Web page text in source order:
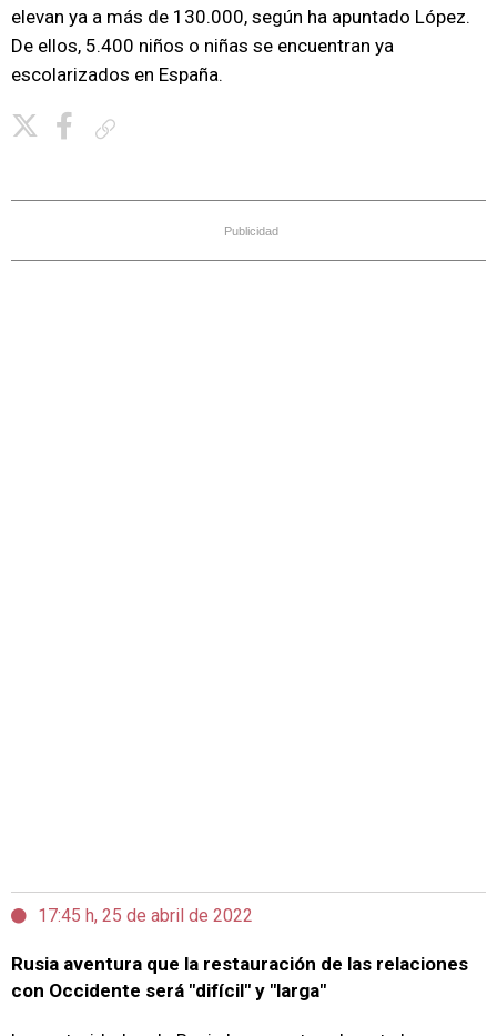
elevan ya a más de 130.000, según ha apuntado López.
De ellos, 5.400 niños o niñas se encuentran ya
escolarizados en España.
Publicidad
17:45 h, 25 de abril de 2022
Rusia aventura que la restauración de las relaciones
con Occidente será "difícil" y "larga"